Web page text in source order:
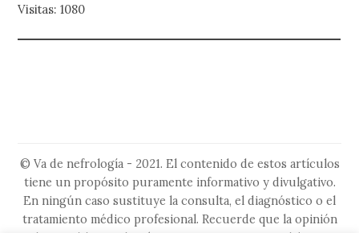
Visitas: 1080
© Va de nefrología - 2021. El contenido de estos artículos
tiene un propósito puramente informativo y divulgativo.
En ningún caso sustituye la consulta, el diagnóstico o el
tratamiento médico profesional. Recuerde que la opinión